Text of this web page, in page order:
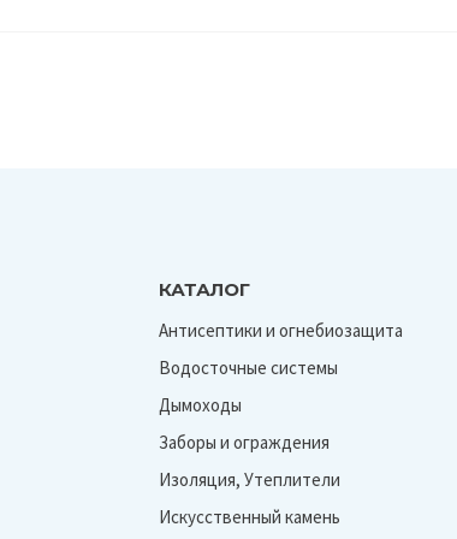
КАТАЛОГ
Антисептики и огнебиозащита
Водосточные системы
Дымоходы
Заборы и ограждения
Изоляция, Утеплители
Искусственный камень